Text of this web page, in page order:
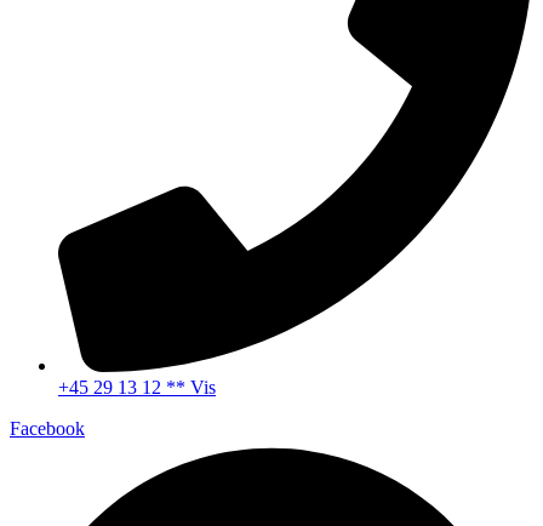
+45 29 13 12 ** Vis
Facebook